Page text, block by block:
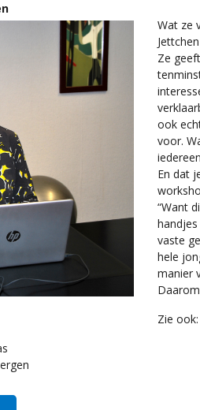
Wat ze
Ze
ook
voor.
En dat
“Want
vaste
hele
manier
Zie ook: